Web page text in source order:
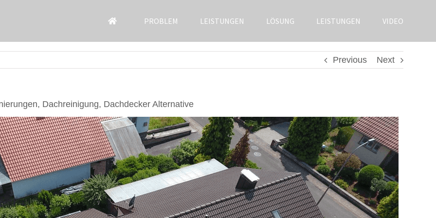
PROBLEM LEISTUNGEN LÖSUNG LEISTUNGEN VIDEO
Previous Next
Dachreinigung, Dachdecker Alternative